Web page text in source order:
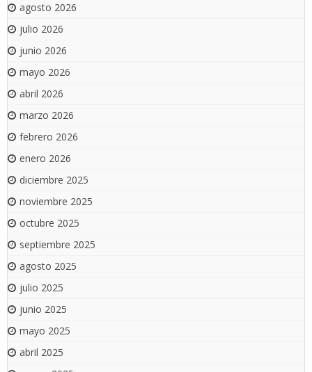
agosto 2026
julio 2026
junio 2026
mayo 2026
abril 2026
marzo 2026
febrero 2026
enero 2026
diciembre 2025
noviembre 2025
octubre 2025
septiembre 2025
agosto 2025
julio 2025
junio 2025
mayo 2025
abril 2025